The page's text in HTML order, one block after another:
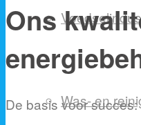
Was- en
Ons
De basis voor succes: